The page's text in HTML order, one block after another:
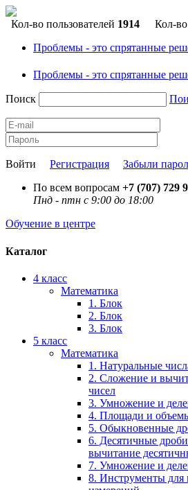
Кол-во пользователей 1914 Кол-
Проблемы - это спрятанные
Проблемы - это спрятанные
Поиск
Войти Регистрация
Забыли
По всем вопросам +7 (707) 729
Пнд - птн с 9:00 до 18:00
Обучение в центре
Каталог
4 класс
Математика
1. Блок
2. Блок
3. Блок
5 класс
Математика
1. Натуральные
2. Сложение и
чисел
3. Умножение и
4. Площади и
5. Обыкновенные
6. Десятичные
вычитание
7. Умножение и
8. Инструменты для